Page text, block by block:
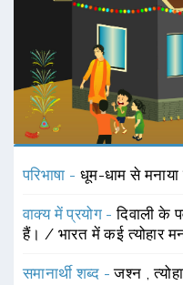
परिभाषा - धूम-धाम से मनाया
वाक्य में प्रयोग -दिवाली के
हैं। / भारत में कई त्योहार
समानार्थी शब्द -जश्न ,